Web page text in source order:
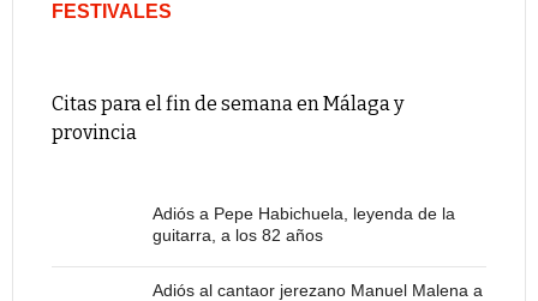
FESTIVALES
Citas para el fin de semana en Málaga y
provincia
Adiós a Pepe Habichuela, leyenda de la
guitarra, a los 82 años
Adiós al cantaor jerezano Manuel Malena a